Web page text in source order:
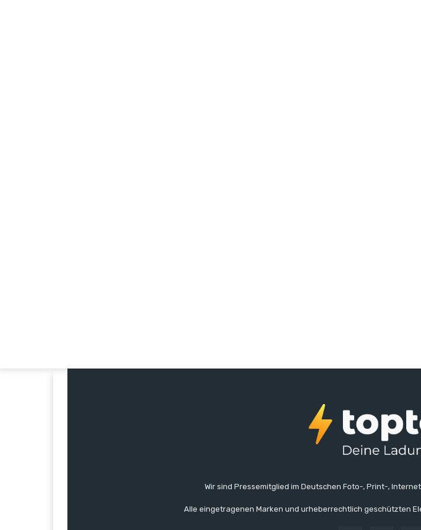
Wir sind Pressemitglied im Deutschen Foto-, Print-,
Alle eingetragenen Marken und urheberrechtlich geschützten